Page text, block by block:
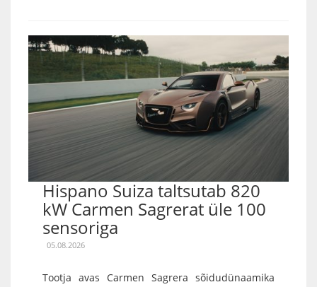
Hispano Suiza taltsutab 820
kW Carmen Sagrerat üle 100
sensoriga
05.08.2026
Tootja avas Carmen Sagrera sõidudünaamika